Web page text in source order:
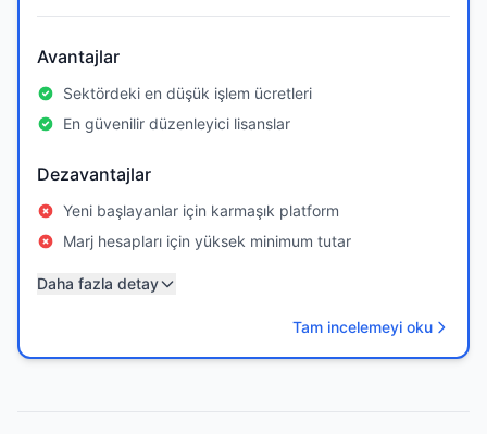
Avantajlar
Sektördeki en düşük işlem ücretleri
En güvenilir düzenleyici lisanslar
Dezavantajlar
Yeni başlayanlar için karmaşık platform
Marj hesapları için yüksek minimum tutar
Daha fazla detay
Tam incelemeyi oku